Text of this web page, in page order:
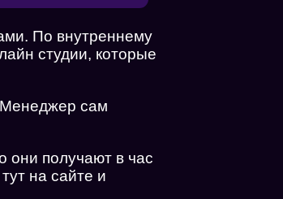
По внутреннему
студии, которые
сам
они получают в час
тут на сайте и